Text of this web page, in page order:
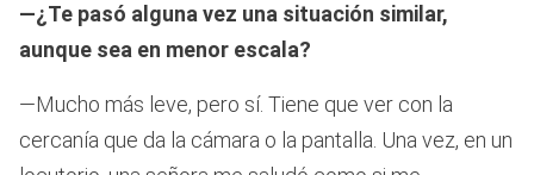
—¿Te pasó alguna vez una situación similar,
aunque sea en menor escala?
—Mucho más leve, pero sí. Tiene que ver con la
cercanía que da la cámara o la pantalla. Una vez, en un